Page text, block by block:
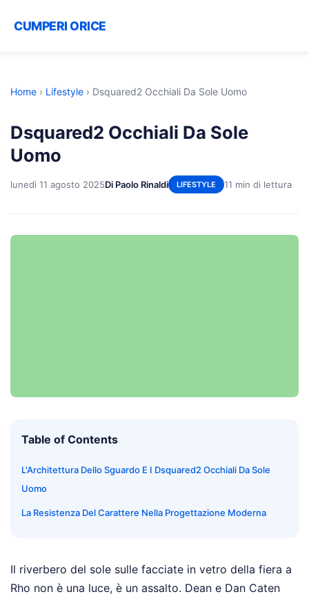
CUMPERI ORICE
Home › Lifestyle › Dsquared2 Occhiali Da Sole Uomo
Dsquared2 Occhiali Da Sole
Uomo
lunedì 11 agosto 2025Di Paolo Rinaldi LIFESTYLE 11 min di lettura
Table of Contents
L'Architettura Dello Sguardo E I Dsquared2 Occhiali Da Sole
Uomo
La Resistenza Del Carattere Nella Progettazione Moderna
Il riverbero del sole sulle facciate in vetro della fiera a
Rho non è una luce, è un assalto. Dean e Dan Caten